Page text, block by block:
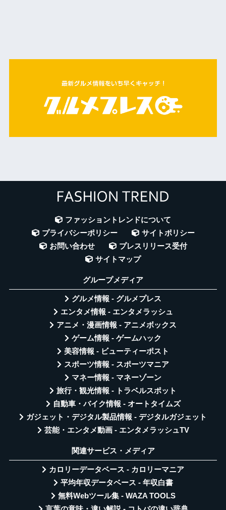
ファッショントレンドについて
プライバシーポリシー
サイトポリシー
お問い合わせ
プレスリリース受付
サイトマップ
グループメディア
グルメ情報 - グルメプレス
エンタメ情報 - エンタメラッシュ
アニメ・漫画情報 - アニメボックス
ゲーム情報 - ゲームハック
美容情報 - ビューティーポスト
スポーツ情報 - スポーツマニア
マネー情報 - マネーゾーン
旅行・観光情報 - トラベルスポット
自動車・バイク情報 - オートタイムズ
ガジェット・デジタル製品情報 - デジタルガジェット
芸能・エンタメ動画 - エンタメラッシュTV
関連サービス・メディア
カロリーデータベース - カロリーマニア
平均年収データベース - 年収白書
無料Webツール集 - WAZA TOOLS